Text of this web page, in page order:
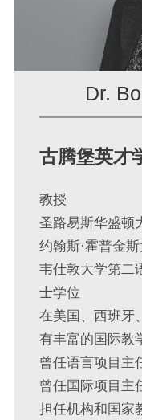
Dr.
古腾堡英才
教授
圣路易斯华盛顿
约翰斯·霍普金
韦仕敦大学第二
士学位
在美国、西班牙
有丰富的国际教
曾任语言项目主
曾任国际项目主
担任机构和国家